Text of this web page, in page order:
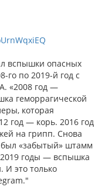
вспышки опасных
го по 2019-й год с
«2008 год —
геморрагической
которая
год — корь. 2016 год
на грипп. Снова
«забытый» штамм
годы — вспышка
И это только